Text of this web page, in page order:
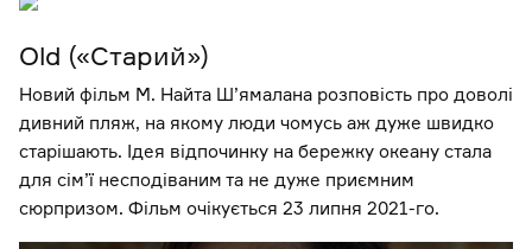
Old («Старий»)
Новий фільм М. Найта Ш’ямалана розповість про доволі
дивний пляж, на якому люди чомусь аж дуже швидко
старішають. Ідея відпочинку на бережку океану стала
для сім’ї несподіваним та не дуже приємним
сюрпризом. Фільм очікується 23 липня 2021-го.